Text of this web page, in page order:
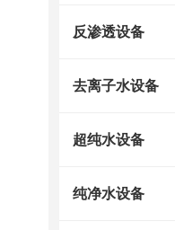
反渗透设备
去离子水设备
超纯水设备
纯净水设备